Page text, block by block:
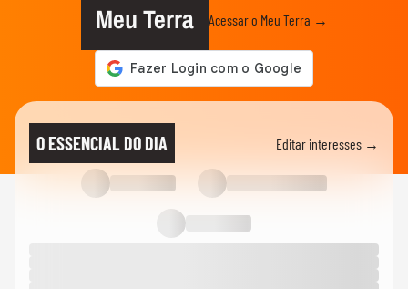
Ventos fortes atingem Santos e Defesa
Civil alerta para ressaca e...
Secretária escolar pula janela e salva
estudante engasgado em Teresina
Com ventania, Rio recomenda que
população retorne para casa e...
Meu Terra Acessar o Meu Terra →
O ESSENCIAL DO DIA Editar interesses →